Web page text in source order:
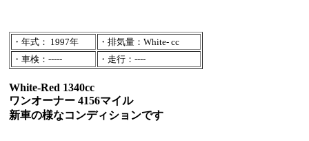
・年式： 1997年
・排気量：White- cc
・車検：-----
・走行：----
White-Red 1340cc
ワンオーナー 4156マイル
新車の様なコンディションです